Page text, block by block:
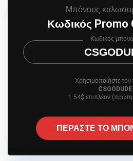
Μπόνους
Κωδικός Promo
Κωδικός
Χρησιμοποιήστε τον
CSGODUDE
1.54$ επιπλέον
ΠΕΡΑΣΤΕ ΤΟ